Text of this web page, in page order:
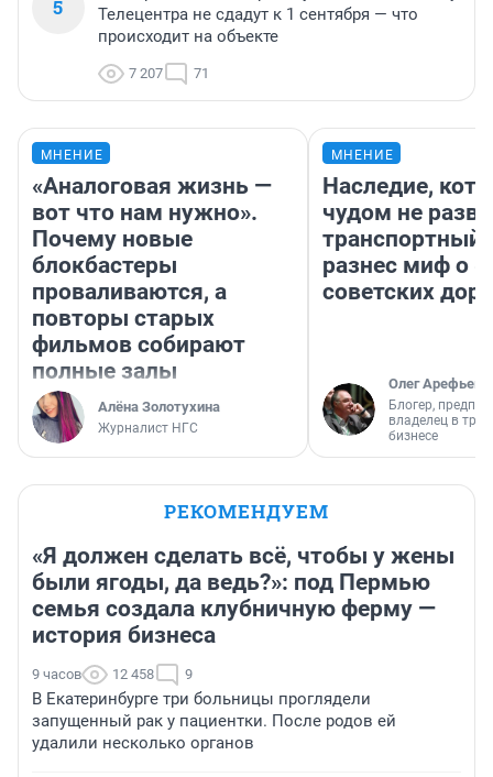
5
Телецентра не сдадут к 1 сентября — что
происходит на объекте
7 207 71
МНЕНИЕ
«Аналоговая жизнь —
вот что нам нужно».
Почему новые
блокбастеры
проваливаются, а
повторы старых
фильмов собирают
полные залы
Алёна Золотухина
Журналист НГС
МНЕНИЕ
Наследие,
чудом не
транспортный
разнес миф о
советских
Олег Арефьев
Блогер,
владелец в
бизнесе
РЕКОМЕНДУЕМ
«Я должен сделать всё, чтобы у жены
были ягоды, да ведь?»: под Пермью
семья создала клубничную ферму —
история бизнеса
9 часов 12 458 9
В Екатеринбурге три больницы проглядели
запущенный рак у пациентки. После родов ей
удалили несколько органов